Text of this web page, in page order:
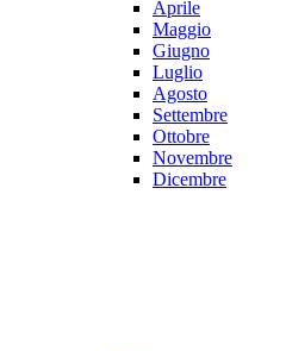
Aprile
Maggio
Giugno
Luglio
Agosto
Settembre
Ottobre
Novembre
Dicembre